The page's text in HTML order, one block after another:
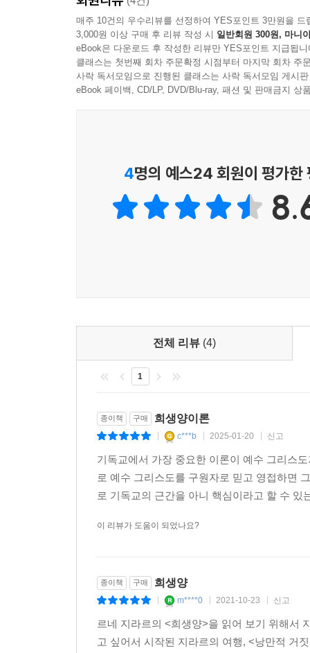
희생 제의가 있고 난 뒤라는 것이며, 결국 그것은
신화는 그 신화 내용에서 좋은 편에 든 사람들
이야기라는 것이다. 그러므로 신화나 설화는 가치
그것은 정확히 말해서 살아남은 자, 즉 박해자의
전혀 새로운 시각의 도발적인 성서 해석
성서 해석에 대해 정통성을 인정받고 있는 전
대부분의 서구인들에게는 더더욱 쉬운 일은 아
모든 영역에 적용 가능하다는 것은 곧 그 이론의
매주 10건의 우수리뷰를 선정하여 YES포인트 3만원을 드
3,000원 이상 구매 후 리뷰 작성 시 일반회원 300원, 마니
eBook은 다운로드 후 작성한 리뷰만 YES포인트 지급됩니
클래스는 첫번째 회차 주문확정 시점부터 마지막 회차 주
사락 독서모임으로 진행된 클래스는 사락 독서모임 게시
eBook 페이백, CD/LP, DVD/Blu-ray, 패션 및 판매금지 상
4명의 예스24 회원이 평가한
전체 리뷰 (4)
1
종이책 구매 희생양이론
c***b 2025-01-20 신고
기독교에서 가장 중요한 이론이 예수 그리스
로 예수 그리스도를 구원자로 믿고 영접하면
로 기독교의 근간을 아니 핵심이라고 할 수
이 리뷰가 도움이 되었나요?
종이책 구매 희생양
m****0 2021-10-23 신고
르네 지라르의 <희생양>을 읽어 보기 위해서
고 싶어서 시작된 지라르의 여행, <낭만적 거